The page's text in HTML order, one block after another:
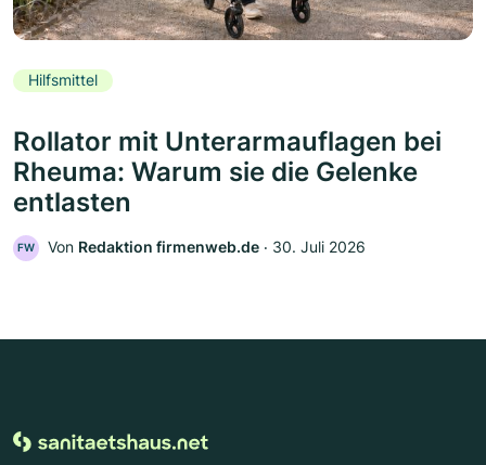
Hilfsmittel
Rollator mit Unterarmauflagen bei
Rheuma: Warum sie die Gelenke
entlasten
FW Von Redaktion firmenweb.de ‧ 30. Juli 2026